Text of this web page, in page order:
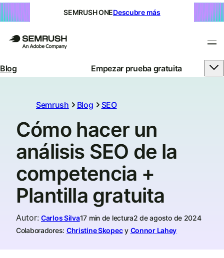
SEMRUSH ONEDescubre más
Blog Empezar prueba gratuita
Semrush Blog SEO
Cómo hacer un
análisis SEO de la
competencia +
Plantilla gratuita
Autor: Carlos Silva17 min de lectura2 de agosto de 2024
Colaboradores: Christine Skopecy Connor Lahey